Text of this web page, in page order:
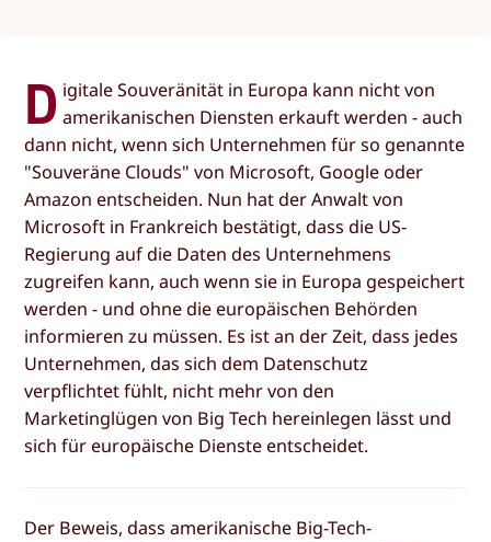
D igitale Souveränität in Europa kann nicht von
amerikanischen Diensten erkauft werden - auch
dann nicht, wenn sich Unternehmen für so genannte
"Souveräne Clouds" von Microsoft, Google oder
Amazon entscheiden. Nun hat der Anwalt von
Microsoft in Frankreich bestätigt, dass die US-
Regierung auf die Daten des Unternehmens
zugreifen kann, auch wenn sie in Europa gespeichert
werden - und ohne die europäischen Behörden
informieren zu müssen. Es ist an der Zeit, dass jedes
Unternehmen, das sich dem Datenschutz
verpflichtet fühlt, nicht mehr von den
Marketinglügen von Big Tech hereinlegen lässt und
sich für europäische Dienste entscheidet.
Der Beweis, dass amerikanische Big-Tech-